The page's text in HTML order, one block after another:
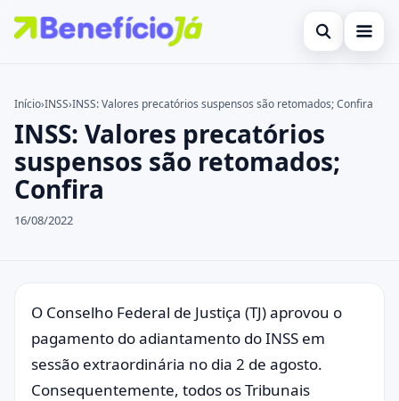
Abrir busca
Cartões de Crédito
Benefícios
Atualidades Econômicas
Buscar no site
Buscar por:
Pressione Enter para buscar ou ESC para fechar.
Início›INSS›INSS: Valores precatórios suspensos são retomados; Confira
INSS: Valores precatórios
suspensos são retomados;
Confira
16/08/2022
O Conselho Federal de Justiça (TJ) aprovou o
pagamento do adiantamento do INSS em
sessão extraordinária no dia 2 de agosto.
Consequentemente, todos os Tribunais